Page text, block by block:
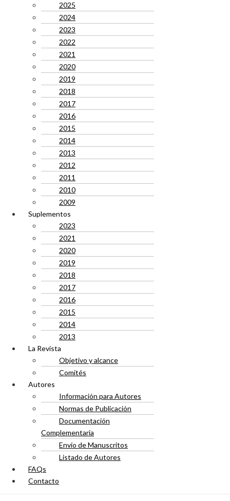
2025
2024
2023
2022
2021
2020
2019
2018
2017
2016
2015
2014
2013
2012
2011
2010
2009
Suplementos
2023
2021
2020
2019
2018
2017
2016
2015
2014
2013
La Revista
Objetivo y alcance
Comités
Autores
Información para Autores
Normas de Publicación
Documentación
Complementaria
Envío de Manuscritos
Listado de Autores
FAQs
Contacto